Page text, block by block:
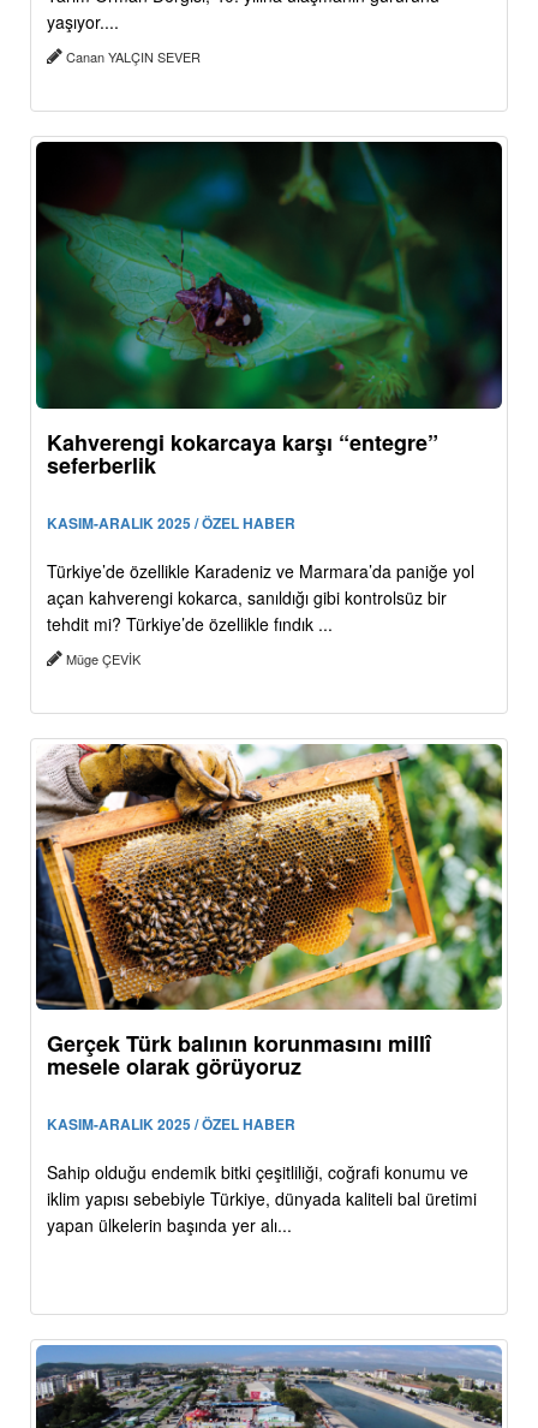
yaşıyor....
Canan YALÇIN SEVER
Kahverengi kokarcaya karşı “entegre”
seferberlik
KASIM-ARALIK 2025 / ÖZEL HABER
Türkiye’de özellikle Karadeniz ve Marmara’da paniğe yol
açan kahverengi kokarca, sanıldığı gibi kontrolsüz bir
tehdit mi? Türkiye’de özellikle fındık ...
Müge ÇEVİK
Gerçek Türk balının korunmasını millî
mesele olarak görüyoruz
KASIM-ARALIK 2025 / ÖZEL HABER
Sahip olduğu endemik bitki çeşitliliği, coğrafi konumu ve
iklim yapısı sebebiyle Türkiye, dünyada kaliteli bal üretimi
yapan ülkelerin başında yer alı...